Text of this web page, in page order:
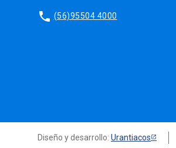
phone (56)95504 4000
Diseño y desarrollo: Urantiacos